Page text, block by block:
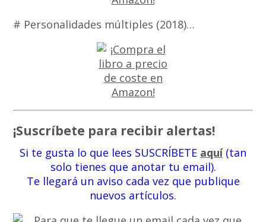
# Personalidades múltiples (2018)…
¡Suscríbete para recibir alertas!
Si te gusta lo que lees SUSCRÍBETE aquí(tan
solo tienes que anotar tu email).
Te llegará un aviso cada vez que publique
nuevos artículos.